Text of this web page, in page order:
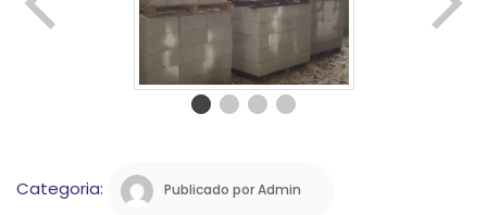
Categoria: Publicado por Admin